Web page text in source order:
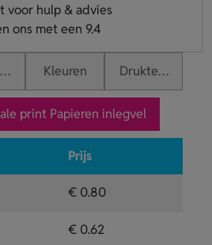
voor hulp & advies
ons met een 9.4
Kleuren Druktechnieken
print Papieren inlegvel
Prijs
€ 0.80
€ 0.62